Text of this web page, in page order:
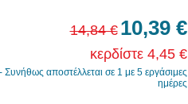
14,84 € 10,39 €
κερδίστε 4,45 €
Συνήθως αποστέλλεται σε 1 με 5 εργάσιμες
ημέρες